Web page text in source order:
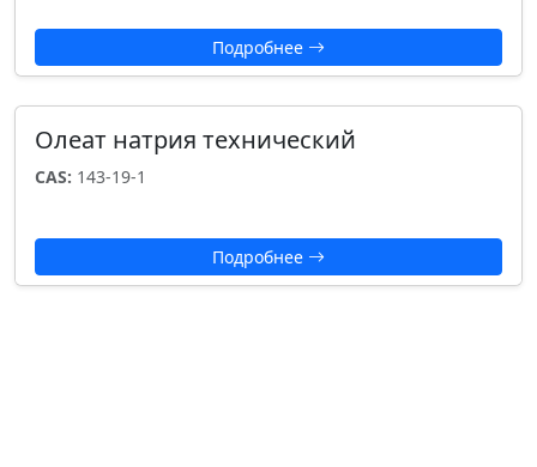
Подробнее
Олеат натрия технический
CAS: 143-19-1
Подробнее